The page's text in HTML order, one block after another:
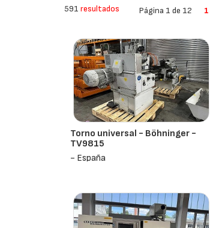
591 resultados Página 1 de 12 1
Torno universal - Böhninger -
TV9815
- España